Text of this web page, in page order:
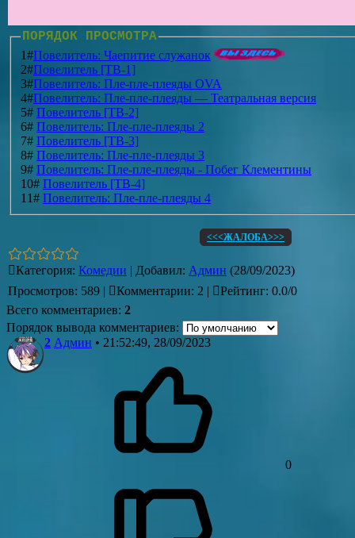
ПОРЯДОК ПРОСМОТРА
1#Повелитель: Чаепитие служанок
2#Повелитель [ТВ-1]
3#Повелитель: Пле-пле-плеяды OVA
4#Повелитель: Пле-пле-плеяды — Театральная версия
5# Повелитель [ТВ-2]
6# Повелитель: Пле-пле-плеяды 2
7# Повелитель [ТВ-3]
8# Повелитель: Пле-пле-плеяды 3
9# Повелитель: Пле-пле-плеяды - Побег Клементины
10# Повелитель [ТВ-4]
11# Повелитель: Пле-пле-плеяды 4
<<<ЖАЛОБА>>>
Категория: Комедии | Добавил: Админ (28/09/2023)
Просмотров: 589 | Комментарии: 2 | Рейтинг: 0.0/0
Всего комментариев: 2
Порядок вывода комментариев:
2 Админ • 21:52:49, 28/09/2023
0